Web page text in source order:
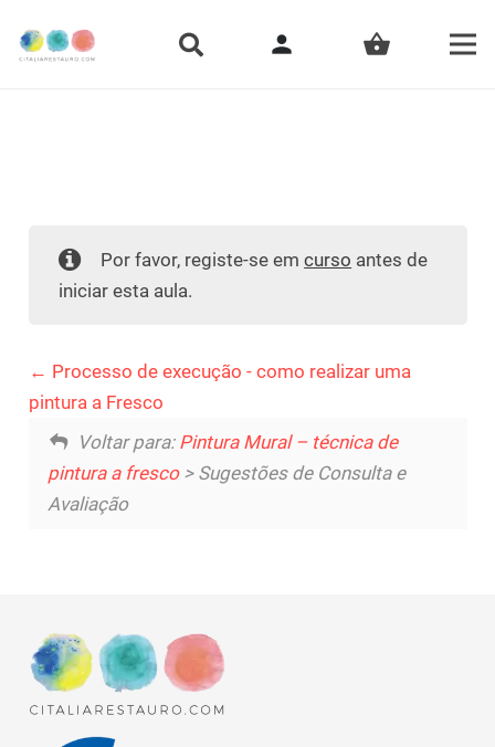
person shopping_basket
Por favor, registe-se emcurso antes de
iniciar esta aula.
Processo de execução - como realizar uma
pintura a Fresco
Voltar para: Pintura Mural – técnica de
pintura a fresco> Sugestões de Consulta e
Avaliação